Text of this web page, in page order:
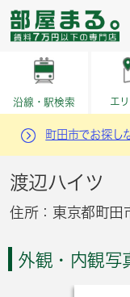
沿線・駅検索 エ
町田市でお探し
渡辺ハイツ
住所：東京都町
外観・内観写